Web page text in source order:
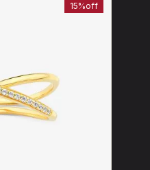
15%off